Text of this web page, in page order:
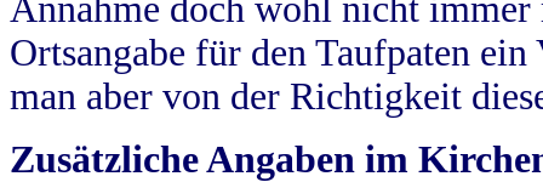
Annahme doch wohl nicht
Ortsangabe für den Taufpaten
man aber von der Richtigkeit
Zusätzliche Angaben im